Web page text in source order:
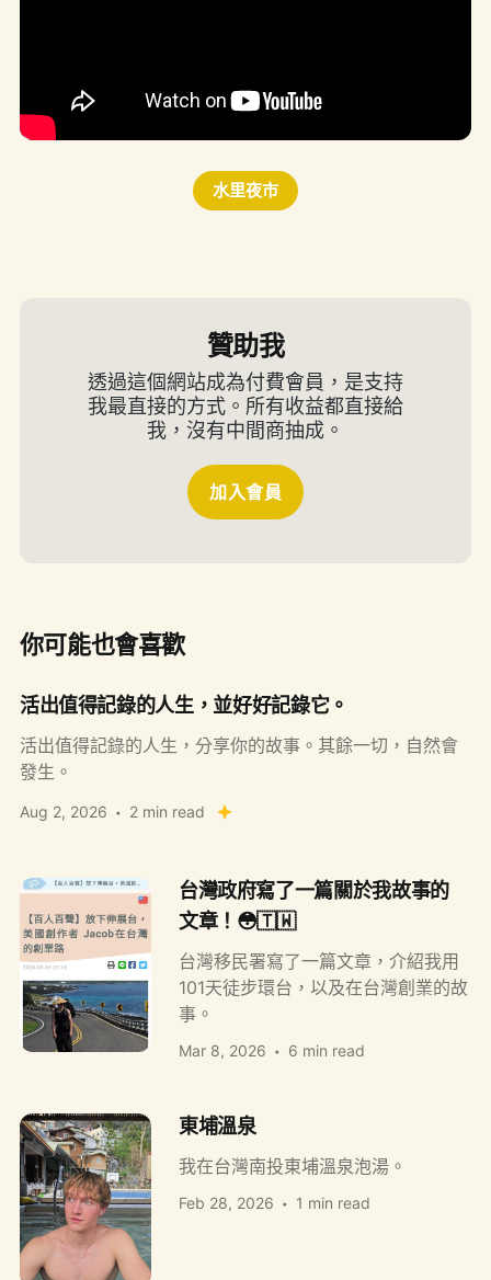
水里夜市
贊助我
透過這個網站成為付費會員，是支持
我最直接的方式。所有收益都直接給
我，沒有中間商抽成。
加入會員
你可能也會喜歡
活出值得記錄的人生，並好好記錄它。
活出值得記錄的人生，分享你的故事。其餘一切，自然會
發生。
Aug 2, 2026 2 min read
台灣政府寫了一篇關於我故事的
文章！😳🇹🇼
台灣移民署寫了一篇文章，介紹我用
101天徒步環台，以及在台灣創業的故
事。
Mar 8, 2026 6 min read
東埔溫泉
我在台灣南投東埔溫泉泡湯。
Feb 28, 2026 1 min read